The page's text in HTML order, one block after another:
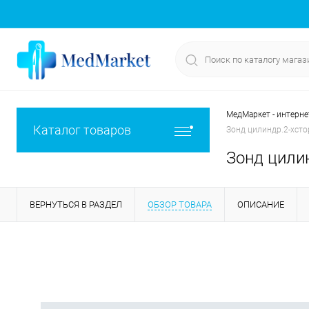
Каталог товаров
МедМаркет -
Зонд цилиндр.2-
Зонд
ВЕРНУТЬСЯ В РАЗДЕЛ ОБЗОР ТОВАРА ОПИСАНИЕ